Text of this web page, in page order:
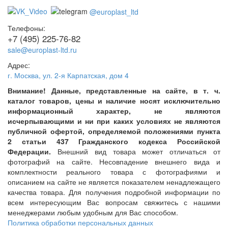
@europlast_ltd
Телефоны:
+7 (495) 225-76-82
sale@europlast-ltd.ru
Адрес:
г. Москва, ул. 2-я Карпатская, дом 4
Внимание! Данные, представленные на сайте, в т. ч.
каталог товаров, цены и наличие носят исключительно
информационный характер, не являются
исчерпывающими и ни при каких условиях не являются
публичной офертой, определяемой положениями пункта
2 статьи 437 Гражданского кодекса Российской
Федерации. Внешний вид товара может отличаться от
фотографий на сайте. Несовпадение внешнего вида и
комплектности реального товара с фотографиями и
описанием на сайте не является показателем ненадлежащего
качества товара. Для получения подробной информации по
всем интересующим Вас вопросам свяжитесь с нашими
менеджерами любым удобным для Вас способом.
Политика обработки персональных данных